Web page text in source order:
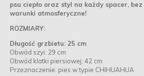
psu ciepło oraz styl na każdy spacer,
warunki atmosferyczne!
ROZMIARY:
Długość grzbietu: 25 cm
Obwód szyi: 29 cm
Obwód klatki piersiowej: 42 cm
Przeznaczenie: pies w typie CHIHUAHUA